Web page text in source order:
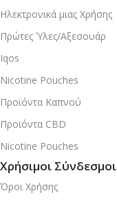
Ηλεκτρονικά μιας Χρήσης
Πρώτες Ύλες/Αξεσουάρ
Iqos
Nicotine Pouches
Προϊόντα Καπνού
Προϊόντα CBD
Nicotine Pouches
Χρήσιμοι Σύνδεσμοι
Όροι Χρήσης